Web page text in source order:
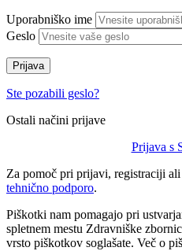
Uporabniško ime
Geslo
Prijava
Ste pozabili geslo?
Ostali načini prijave
Prijava s
Za pomoč pri prijavi, registraciji
tehnično podporo.
Piškotki nam pomagajo pri
spletnem mestu Zdravniške
vrsto piškotkov soglašate. Več o